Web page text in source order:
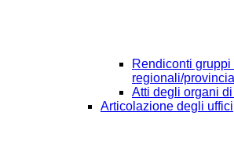
Rendiconti
regionali/
Atti degli organi
Articolazione degli uffici